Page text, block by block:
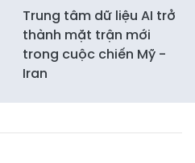
Trung tâm dữ liệu AI trở
thành mặt trận mới
trong cuộc chiến Mỹ -
Iran